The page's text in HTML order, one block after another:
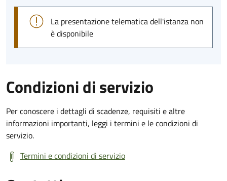
La presentazione telematica dell'istanza non
è disponibile
Condizioni di servizio
Per conoscere i dettagli di scadenze, requisiti e altre
informazioni importanti, leggi i termini e le condizioni di
servizio.
Termini e condizioni di servizio